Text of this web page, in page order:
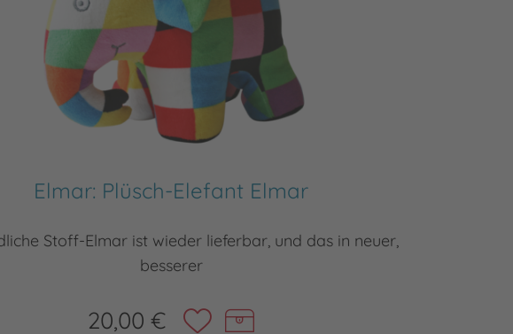
Elmar: Plüsch-Elefant Elmar
Stoff-Elmar ist wieder lieferbar, und das in neuer,
besserer
20,00 €